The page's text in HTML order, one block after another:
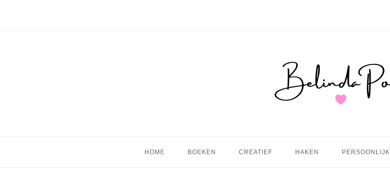
HOME BOEKEN CREATIEF HAKEN PERSOONLIJK